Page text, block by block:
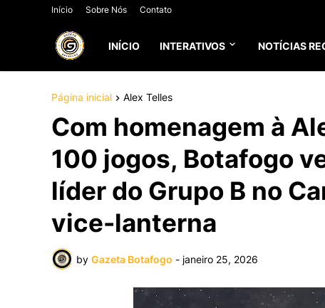
Início Sobre Nós Contato
INÍCIO INTERATIVOS NOTÍCIAS
Página inicial Alex Telles
Com homenagem à
100 jogos, Botafogo
líder do Grupo B no
vice-lanterna
by Gazeta Botafogo - janeiro 25, 2026